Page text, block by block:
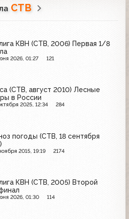
СТВ
КВН (СТВ, 2006) Первая 1/8
2026, 01:27 121
(СТВ, август 2010) Лесные
в России
2025, 12:34 284
погоды (СТВ, 18 сентября
2015, 19:19 2174
КВН (СТВ, 2005) Второй
2026, 01:30 114